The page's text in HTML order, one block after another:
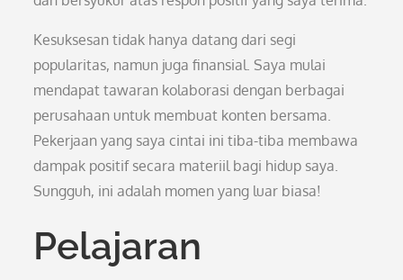
Kesuksesan tidak hanya datang dari segi
popularitas, namun juga finansial. Saya mulai
mendapat tawaran kolaborasi dengan berbagai
perusahaan untuk membuat konten bersama.
Pekerjaan yang saya cintai ini tiba-tiba membawa
dampak positif secara materiil bagi hidup saya.
Sungguh, ini adalah momen yang luar biasa!
Pelajaran